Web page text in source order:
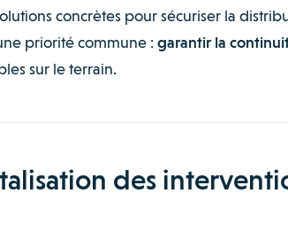
concrètes pour sécuriser la
priorité commune :garantir la
sur le terrain.
des